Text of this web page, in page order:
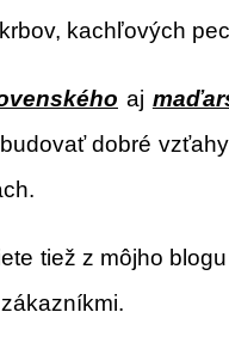
kachľových
aj
dobré
tiež z môjho